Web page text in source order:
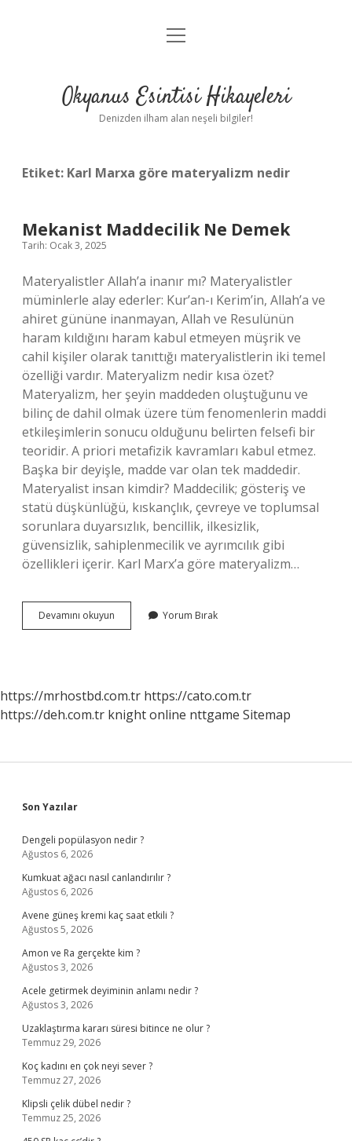
Anasayfa
Yasal Uyarı
menüyü
Okyanus Esintisi Hikayeleri
Denizden ilham alan neşeli bilgiler!
Etiket: Karl Marxa göre materyalizm nedir
Mekanist Maddecilik Ne Demek
Tarih: Ocak 3, 2025
Materyalistler Allah’a inanır mı? Materyalistler
müminlerle alay ederler: Kur’an-ı Kerim’in, Allah’a ve
ahiret gününe inanmayan, Allah ve Resulünün
haram kıldığını haram kabul etmeyen müşrik ve
cahil kişiler olarak tanıttığı materyalistlerin iki temel
özelliği vardır. Materyalizm nedir kısa özet?
Materyalizm, her şeyin maddeden oluştuğunu ve
bilinç de dahil olmak üzere tüm fenomenlerin maddi
etkileşimlerin sonucu olduğunu belirten felsefi bir
teoridir. A priori metafizik kavramları kabul etmez.
Başka bir deyişle, madde var olan tek maddedir.
Materyalist insan kimdir? Maddecilik; gösteriş ve
statü düşkünlüğü, kıskançlık, çevreye ve toplumsal
sorunlara duyarsızlık, bencillik, ilkesizlik,
güvensizlik, sahiplenmecilik ve ayrımcılık gibi
özellikleri içerir. Karl Marx’a göre materyalizm…
Devamını okuyun Mekanist
Maddecilik
Yorum Bırak
https://mrhostbd.com.tr https://cato.com.tr
https://deh.com.tr knight online nttgame Sitemap
Sidebar
Son Yazılar
Dengeli popülasyon nedir ?
Ağustos 6, 2026
Kumkuat ağacı nasıl canlandırılır ?
Ağustos 6, 2026
Avene güneş kremi kaç saat etkili ?
Ağustos 5, 2026
Amon ve Ra gerçekte kim ?
Ağustos 3, 2026
Acele getirmek deyiminin anlamı nedir ?
Ağustos 3, 2026
Uzaklaştırma kararı süresi bitince ne olur ?
Temmuz 29, 2026
Koç kadını en çok neyi sever ?
Temmuz 27, 2026
Klipsli çelik dübel nedir ?
Temmuz 25, 2026